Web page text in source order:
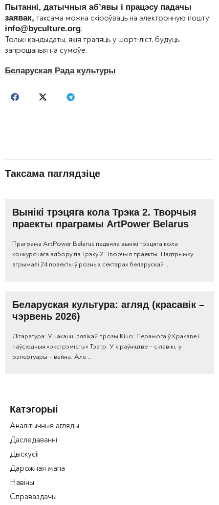
Пытанні, датычныя аб’явы і працэсу падачы
заявак, таксама можна скіроўваць на электронную пошту:
info@byculture.org.
Толькі кандыдаты, якія трапяць у шорт-ліст, будуць
запрошаныя на сумоўе.
Беларуская Рада культуры
Таксама паглядзіце
Вынікі трэцяга кола Трэка 2. Творчыя
праекты праграмы ArtPower Belarus
Праграма ArtPower Belarus падвяла вынікі трэцяга кола
конкурснага адбору па Трэку 2. Творчыя праекты. Падтрымку
атрымалі 24 праекты ў розных сектарах беларускай …
Беларуская культура: агляд (красавік –
чэрвень 2026)
Літаратура: У чаканні вялікай прозы Кіно: Перамога ў Кракаве і
паўсюдныя «экстрэмісты» Тэатр: У кіраўніцтве – сілавікі, у
рэпертуары – вайна. Але …
Катэгорыі
Аналітычныя агляды
Даследаванні
Дыскусіі
Дарожная мапа
Навіны
Справаздачы